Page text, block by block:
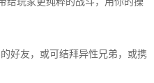
好友，或可结拜异性兄弟，或携